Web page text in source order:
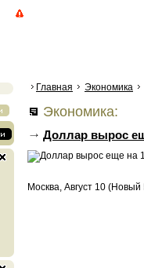
Главная Экономика
Экономика:
Доллар вырос
Москва, Август 10